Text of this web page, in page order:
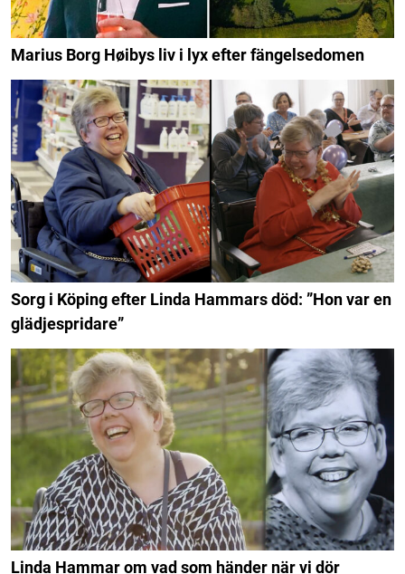
Marius Borg Høibys liv i lyx efter fängelsedomen
Sorg i Köping efter Linda Hammars död: ”Hon var en
glädjespridare”
Linda Hammar om vad som händer när vi dör